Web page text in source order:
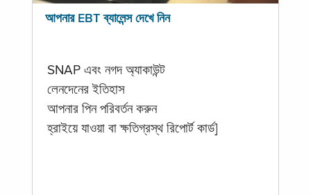
আপনার EBT ব্যালেন্স দেখে নিন
SNAP এবং নগদ অ্যাকাউন্ট
লেনদেনের ইতিহাস
আপনার পিন পরিবর্তন করুন
হ্রাইয়ে যাওয়া বা ক্ষতিগ্রস্থ রিপোর্ট কার্ড]